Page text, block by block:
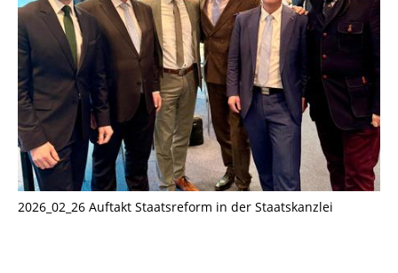
2026_02_26 Auftakt Staatsreform in der Staatskanzlei